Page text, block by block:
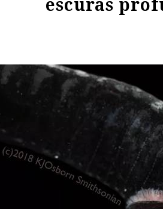
escuras